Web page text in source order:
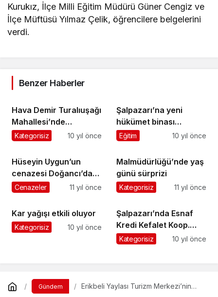
Kurukız, İlçe Milli Eğitim Müdürü Güner Cengiz ve
İlçe Müftüsü Yılmaz Çelik, öğrencilere belgelerini
verdi.
Benzer Haberler
Hava Demir Turalıuşağı
Mahallesi’nde
ebediyete uğurlandı
Kategorisiz 10 yıl önce
Şalpazarı’na yeni
hükümet binası
yapılacak
Eğitim 10 yıl önce
Hüseyin Uygun’un
cenazesi Doğancı’da
toprağa verildi
Cenazeler 11 yıl önce
Malmüdürlüğü’nde yaş
günü sürprizi
Kategorisiz 11 yıl önce
Kar yağışı etkili oluyor
Kategorisiz 10 yıl önce
Şalpazarı’nda Esnaf
Kredi Kefalet Koop.
Genel Kurulu yapıldı
Kategorisiz 10 yıl önce
Gündem
Erikbeli Yaylası Turizm Merkezi’nin